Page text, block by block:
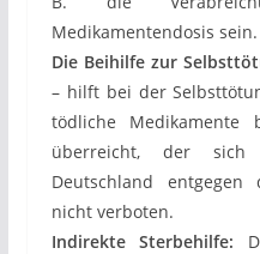
Medikamentendosis
Die Beihilfe zur
– hilft bei der
tödliche Medikamente
überreicht, der sich
Deutschland
nicht verboten.
Indirekte Sterbehilfe: